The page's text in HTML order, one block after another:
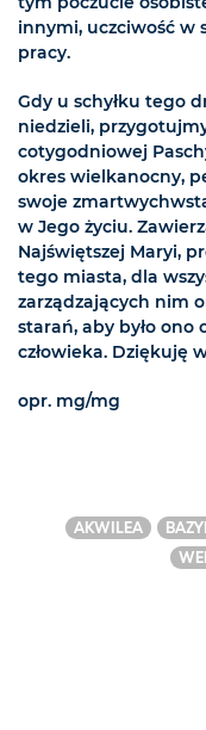
innymi, uczciwość w
pracy.
Gdy u schyłku tego
niedzieli,
cotygodniowej
okres wielkanocny,
swoje
w Jego życiu.
Najświętszej Maryi,
tego miasta, dla
zarządzających nim
starań, aby było ono
człowieka. Dziękuję
opr. mg/mg
AKWILEA